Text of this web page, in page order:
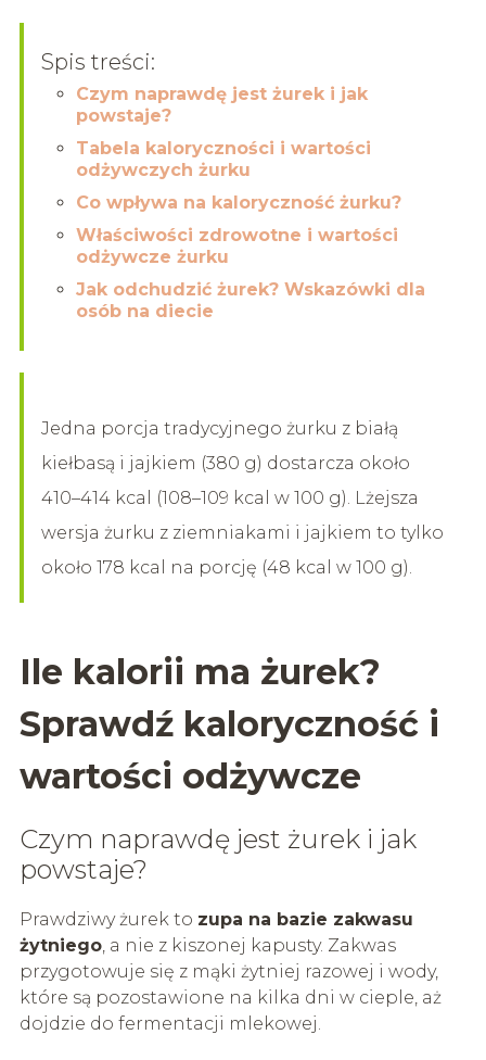
Spis treści:
Czym naprawdę jest żurek i jak
powstaje?
Tabela kaloryczności i wartości
odżywczych żurku
Co wpływa na kaloryczność żurku?
Właściwości zdrowotne i wartości
odżywcze żurku
Jak odchudzić żurek? Wskazówki dla
osób na diecie
Jedna porcja tradycyjnego żurku z białą
kiełbasą i jajkiem (380 g) dostarcza około
410–414 kcal (108–109 kcal w 100 g). Lżejsza
wersja żurku z ziemniakami i jajkiem to tylko
około 178 kcal na porcję (48 kcal w 100 g).
Ile kalorii ma żurek?
Sprawdź kaloryczność i
wartości odżywcze
Czym naprawdę jest żurek i jak
powstaje?
Prawdziwy żurek to zupa na bazie zakwasu
żytniego, a nie z kiszonej kapusty. Zakwas
przygotowuje się z mąki żytniej razowej i wody,
które są pozostawione na kilka dni w cieple, aż
dojdzie do fermentacji mlekowej.